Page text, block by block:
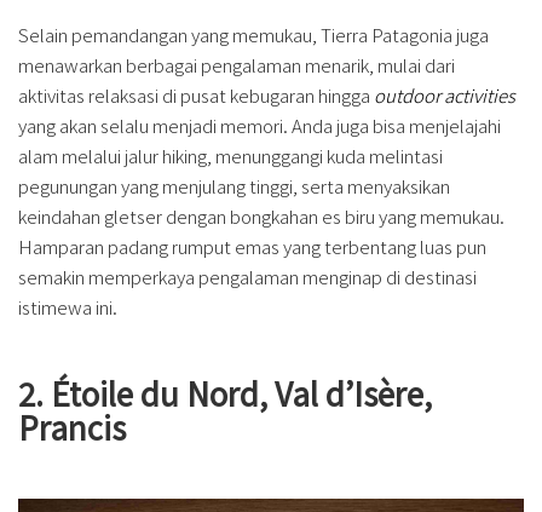
Selain pemandangan yang memukau, Tierra Patagonia juga
menawarkan berbagai pengalaman menarik, mulai dari
aktivitas relaksasi di pusat kebugaran hingga outdoor activities
yang akan selalu menjadi memori. Anda juga bisa menjelajahi
alam melalui jalur hiking, menunggangi kuda melintasi
pegunungan yang menjulang tinggi, serta menyaksikan
keindahan gletser dengan bongkahan es biru yang memukau.
Hamparan padang rumput emas yang terbentang luas pun
semakin memperkaya pengalaman menginap di destinasi
istimewa ini.
2. Étoile du Nord, Val d’Isère,
Prancis